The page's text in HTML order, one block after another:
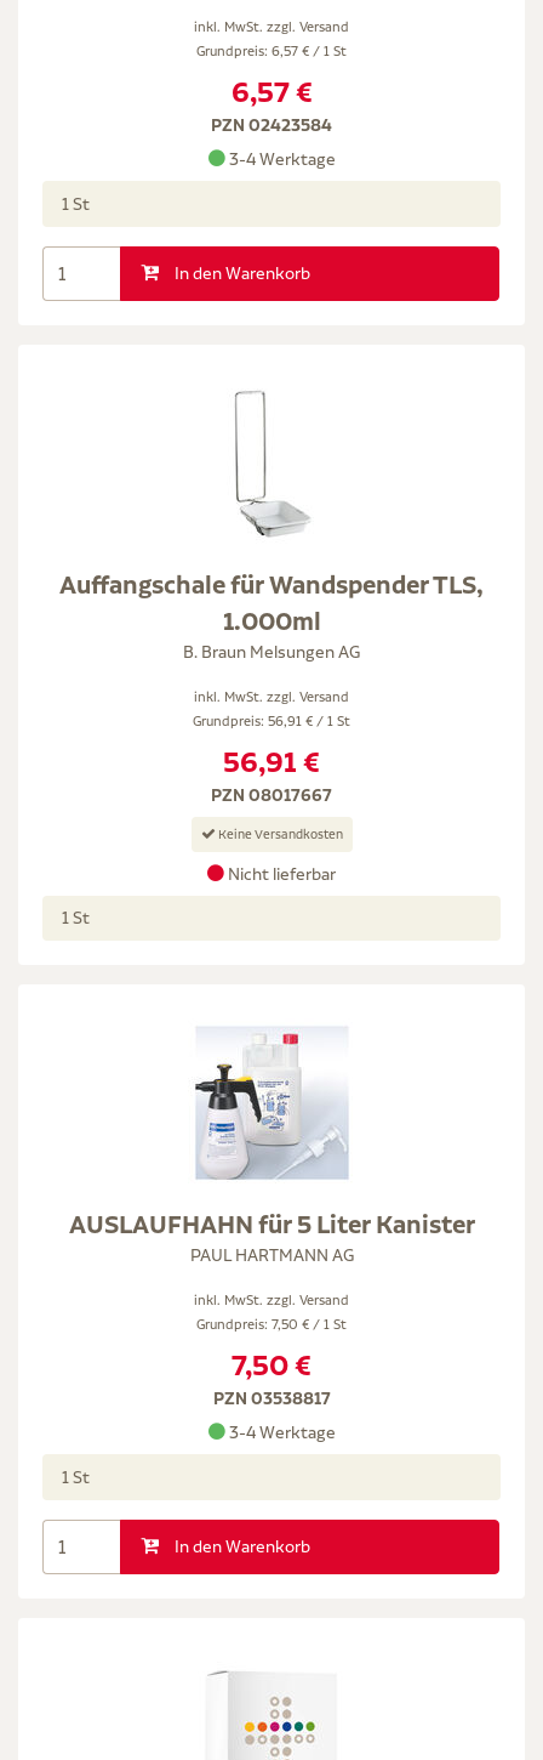
inkl. MwSt. zzgl. Versand
Grundpreis: 6,57 € / 1 St
6,57 €
PZN 02423584
3-4 Werktage
1 St
In den Warenkorb
Auffangschale für Wandspender TLS,
1.000ml
B. Braun Melsungen AG
inkl. MwSt. zzgl. Versand
Grundpreis: 56,91 € / 1 St
56,91 €
PZN 08017667
Keine Versandkosten
Nicht lieferbar
1 St
AUSLAUFHAHN für 5 Liter Kanister
PAUL HARTMANN AG
inkl. MwSt. zzgl. Versand
Grundpreis: 7,50 € / 1 St
7,50 €
PZN 03538817
3-4 Werktage
1 St
In den Warenkorb